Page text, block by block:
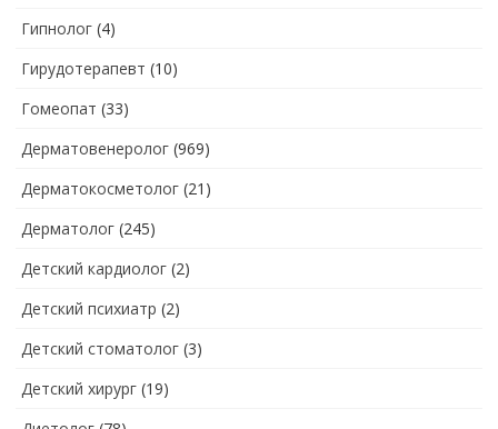
Гипнолог (4)
Гирудотерапевт (10)
Гомеопат (33)
Дерматовенеролог (969)
Дерматокосметолог (21)
Дерматолог (245)
Детский кардиолог (2)
Детский психиатр (2)
Детский стоматолог (3)
Детский хирург (19)